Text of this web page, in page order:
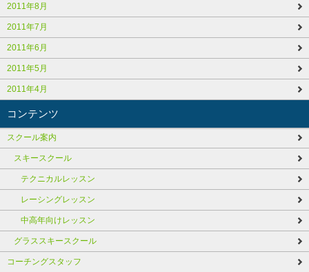
2011年8月
2011年7月
2011年6月
2011年5月
2011年4月
コンテンツ
スクール案内
スキースクール
テクニカルレッスン
レーシングレッスン
中高年向けレッスン
グラススキースクール
コーチングスタッフ